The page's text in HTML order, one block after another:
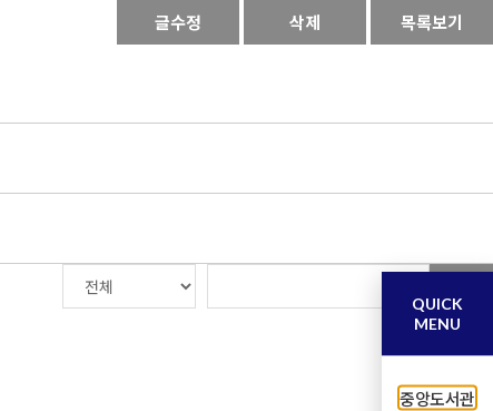
글수정 삭제 목록보기
QUICK
MENU
중앙도서관